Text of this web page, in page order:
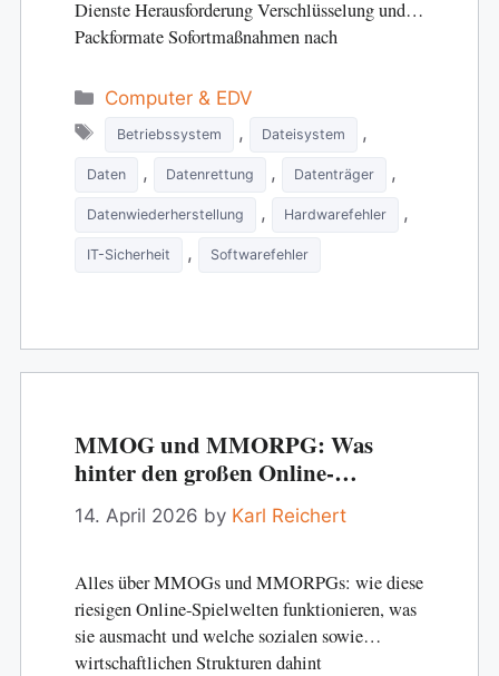
Dienste Herausforderung Verschlüsselung und
Packformate Sofortmaßnahmen nach
Strategien Auswahl eines Datenrettungsdienstes
Kurz zur Entwicklung Datenrettung beschäftigt
sich mit der Wiederherstellung …
Categories
Computer & EDV
Tags
Betriebssystem , Dateisystem ,
Daten , Datenrettung , Datenträger ,
Datenwiederherstellung , Hardwarefehler ,
IT-Sicherheit , Softwarefehler
MMOG und MMORPG: Was
hinter den großen Online-
Spielwelten steckt
14. April 2026 by Karl Reichert
Alles über MMOGs und MMORPGs: wie diese
riesigen Online-Spielwelten funktionieren, was
sie ausmacht und welche sozialen sowie
wirtschaftlichen Strukturen dahint